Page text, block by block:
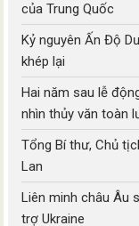
của Trung Quốc
Kỷ nguyên Ấn Độ
khép lại
Hai năm sau lễ
nhìn thủy văn toàn
Tổng Bí thư, Chủ
Lan
Liên minh châu Âu
trợ Ukraine